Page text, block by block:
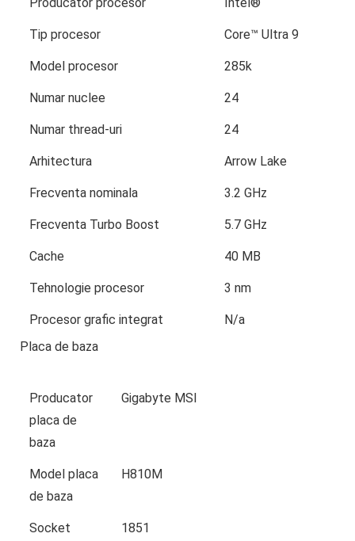
Tip procesor Core™ Ultra 9
Model procesor 285k
Numar nuclee 24
Numar thread-uri 24
Arhitectura Arrow Lake
Frecventa nominala 3.2 GHz
Frecventa Turbo Boost 5.7 GHz
Cache 40 MB
Tehnologie procesor 3 nm
Procesor grafic integrat
N/a
Placa de baza
Producator
placa de
baza
Gigabyte MSI
Model placa
de baza
H810M
Socket
1851